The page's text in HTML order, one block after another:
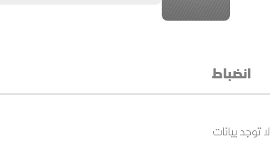
انضباط
لا توجد بيانات